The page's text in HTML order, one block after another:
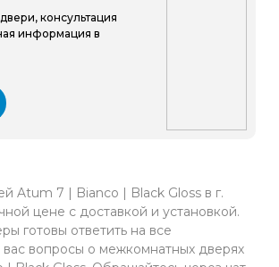
консультация
информация в
Atum 7 | Bianco | Black Gloss в г.
цене с доставкой и установкой.
готовы ответить на все
вопросы о межкомнатных дверях